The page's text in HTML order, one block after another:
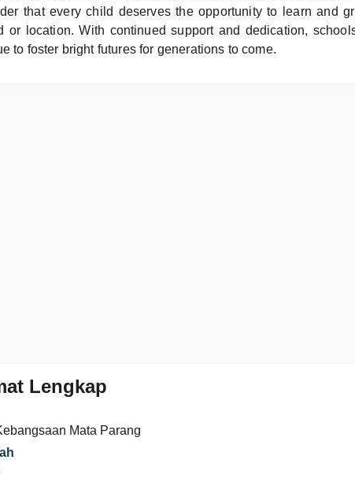
that every child deserves the opportunity to learn and
or location. With continued support and dedication,
to foster bright futures for generations to come.
Lengkap
Mata Parang